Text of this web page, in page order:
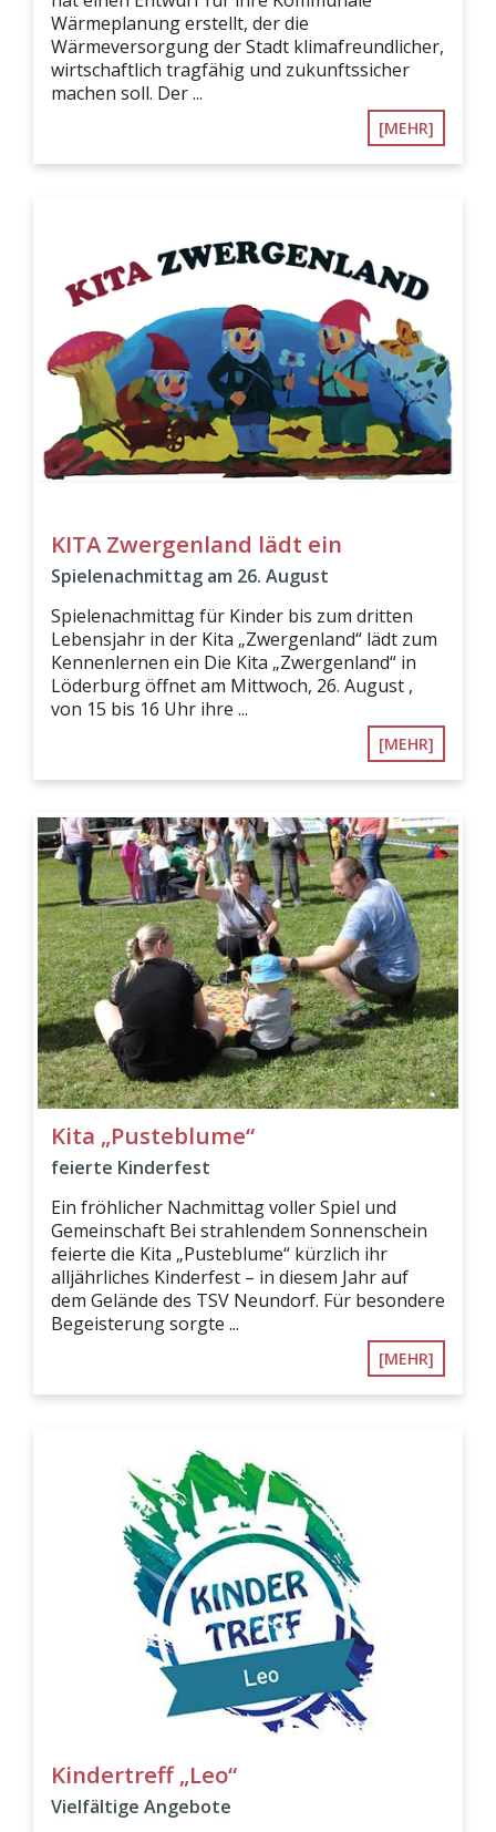
Wärmeplanung erstellt, der die
Wärmeversorgung der Stadt klimafreundlicher,
wirtschaftlich tragfähig und zukunftssicher
machen soll. Der ...
[MEHR]
KITA Zwergenland lädt ein
Spielenachmittag am 26. August
Spielenachmittag für Kinder bis zum dritten
Lebensjahr in der Kita „Zwergenland“ lädt zum
Kennenlernen ein Die Kita „Zwergenland“ in
Löderburg öffnet am Mittwoch, 26. August ,
von 15 bis 16 Uhr ihre ...
[MEHR]
Kita „Pusteblume“
feierte Kinderfest
Ein fröhlicher Nachmittag voller Spiel und
Gemeinschaft Bei strahlendem Sonnenschein
feierte die Kita „Pusteblume“ kürzlich ihr
alljährliches Kinderfest – in diesem Jahr auf
dem Gelände des TSV Neundorf. Für besondere
Begeisterung sorgte ...
[MEHR]
Kindertreff „Leo“
Vielfältige Angebote